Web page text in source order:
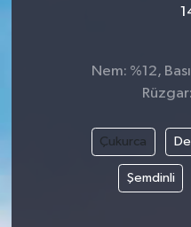
Nem: %12,
Çukurca
Şemdinli